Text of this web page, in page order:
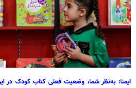
ایمنا: به‌نظر شما، وضعیت فعلی کتاب کودک در